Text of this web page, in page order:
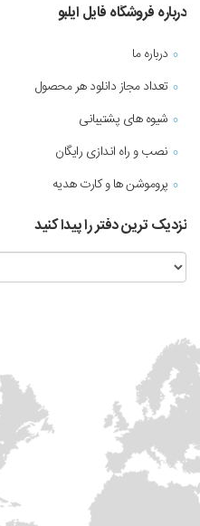
درباره فروشگاه فایل ایلبو
درباره ما
تعداد مجاز دانلود هر محصول
شیوه های پشتیبانی
نصب و راه اندازی رایگان
پروموشن ها و کارت هدیه
نزدیک ترین دفتر را پیدا کنید